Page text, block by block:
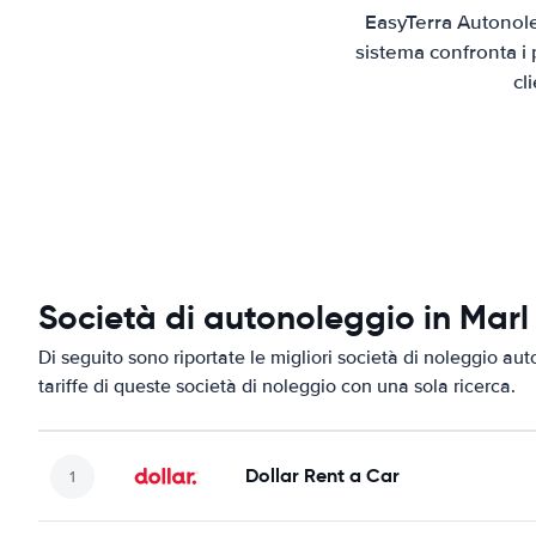
EasyTerra
sistema confronta i
Società di autonoleggio in Marl
Di seguito sono riportate le migliori società di noleggio
tariffe di queste società di noleggio con una sola ricerca.
Dollar Rent a Car